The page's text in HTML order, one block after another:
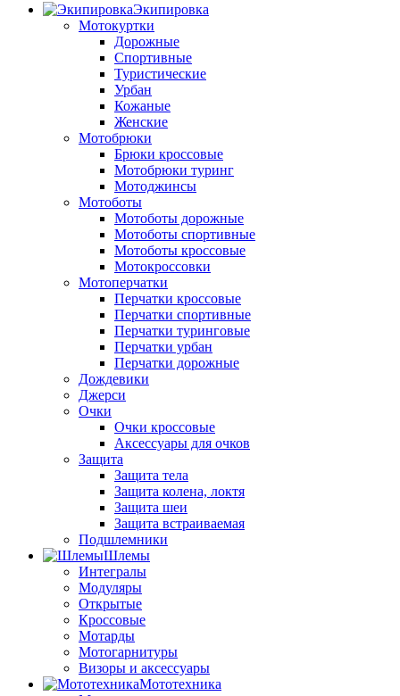
Экипировка
Мотокуртки
Дорожные
Спортивные
Туристические
Урбан
Кожаные
Женские
Мотобрюки
Брюки кроссовые
Мотобрюки туринг
Мотоджинсы
Мотоботы
Мотоботы дорожные
Мотоботы спортивные
Мотоботы кроссовые
Мотокроссовки
Мотоперчатки
Перчатки кроссовые
Перчатки спортивные
Перчатки туринговые
Перчатки урбан
Перчатки дорожные
Дождевики
Джерси
Очки
Очки кроссовые
Аксессуары для очков
Защита
Защита тела
Защита колена, локтя
Защита шеи
Защита встраиваемая
Подшлемники
Шлемы
Интегралы
Модуляры
Открытые
Кроссовые
Мотарды
Мотогарнитуры
Визоры и аксессуары
Мототехника